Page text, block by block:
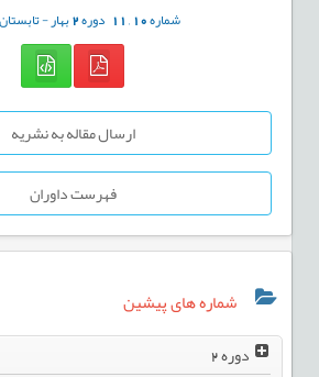
شماره10
,
11 دوره2بهار - تابستان
ارسال مقاله به نشریه
فهرست داوران
شماره های پیشین
دوره2